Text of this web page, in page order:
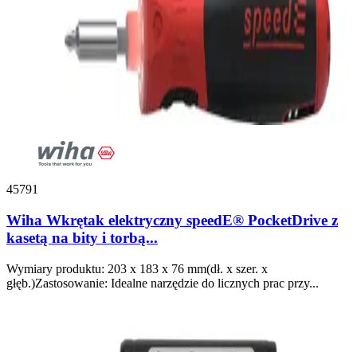
45791
Wiha Wkrętak elektryczny speedE® PocketDrive z
kasetą na bity i torbą...
Wymiary produktu: 203 x 183 x 76 mm(dł. x szer. x
głęb.)Zastosowanie: Idealne narzędzie do licznych prac przy...